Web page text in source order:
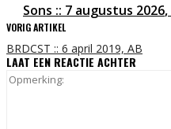
Sons
7 augustus 2026
VORIG ARTIKEL
BRDCST :: 6 april 2019, AB
LAAT EEN REACTIE ACHTER